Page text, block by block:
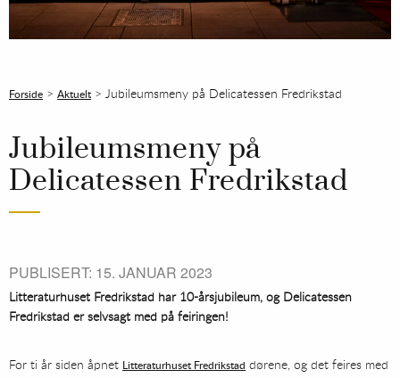
Forside >Aktuelt >Jubileumsmeny på Delicatessen Fredrikstad
Jubileumsmeny på
Delicatessen Fredrikstad
PUBLISERT: 15. JANUAR 2023
Litteraturhuset Fredrikstad har 10-årsjubileum, og Delicatessen
Fredrikstad er selvsagt med på feiringen!
For ti år siden åpnet Litteraturhuset Fredrikstad dørene, og det feires med